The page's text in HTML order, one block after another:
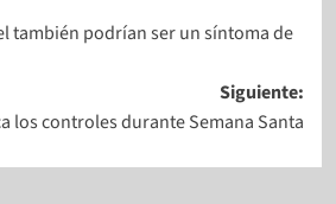
también podrían ser un síntoma de
Siguiente:
los controles durante Semana Santa